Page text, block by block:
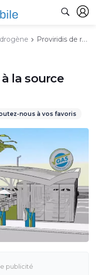
Proviridis de retour à la source hydrogène
la source
nous à vos favoris